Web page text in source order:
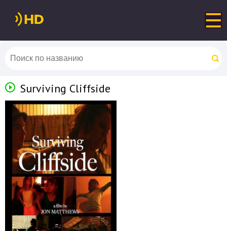
Surviving Cliffside